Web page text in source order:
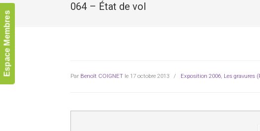
Espace Membres
064 – État de vol
Par Benoît COIGNET le 17 octobre 2013 / Exposition 2006, Les gravures